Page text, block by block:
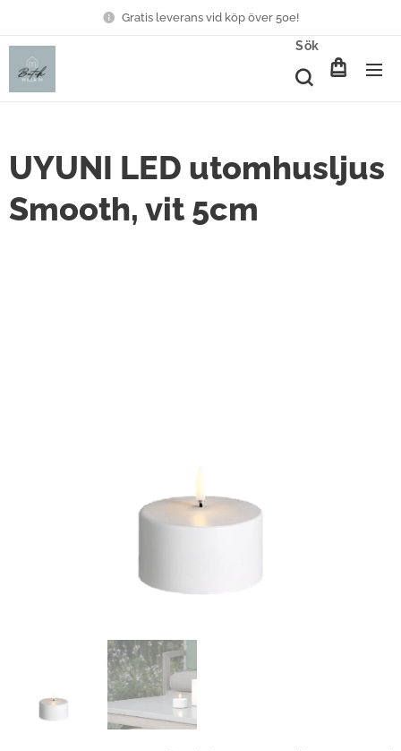
Gratis leverans vid köp över 50e!
Sök
UYUNI LED utomhusljus
Smooth, vit 5cm